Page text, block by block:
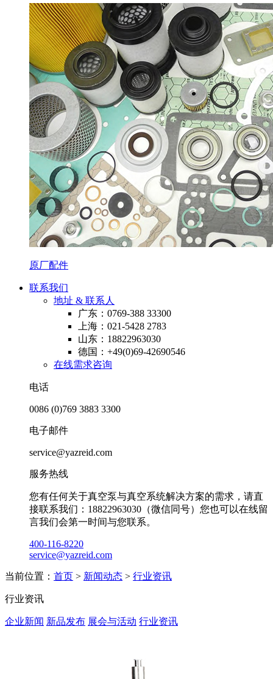
原厂配件
联系我们
地址 & 联系人
广东：0769-388 33300
上海：021-5428 2783
山东：18822963030
德国：+49(0)69-42690546
在线需求咨询
电话
0086 (0)769 3883 3300
电子邮件
service@yazreid.com
服务热线
您有任何关于真空泵与真空系统解决方案的需求，请直
接联系我们：18822963030（微信同号）您也可以在线留
言我们会第一时间与您联系。
400-116-8220
service@yazreid.com
当前位置： 首页 > 新闻动态 > 行业资讯
行业资讯
企业新闻 新品发布 展会与活动 行业资讯